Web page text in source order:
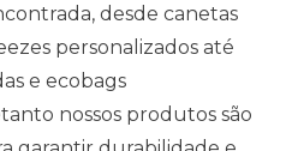
desde canetas
personalizados até
e ecobags
nossos produtos são